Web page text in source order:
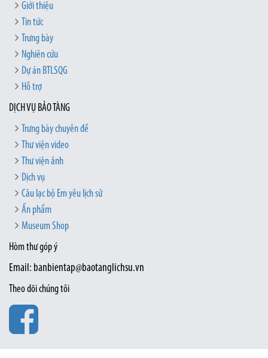
Giới thiệu
Tin tức
Trưng bày
Nghiên cứu
Dự án BTLSQG
Hỗ trợ
DỊCH VỤ BẢO TÀNG
Trưng bày chuyên đề
Thư viện video
Thư viện ảnh
Dịch vụ
Câu lạc bộ Em yêu lịch sử
Ấn phẩm
Museum Shop
Hòm thư góp ý
Email: banbientap@baotanglichsu.vn
Theo dõi chúng tôi